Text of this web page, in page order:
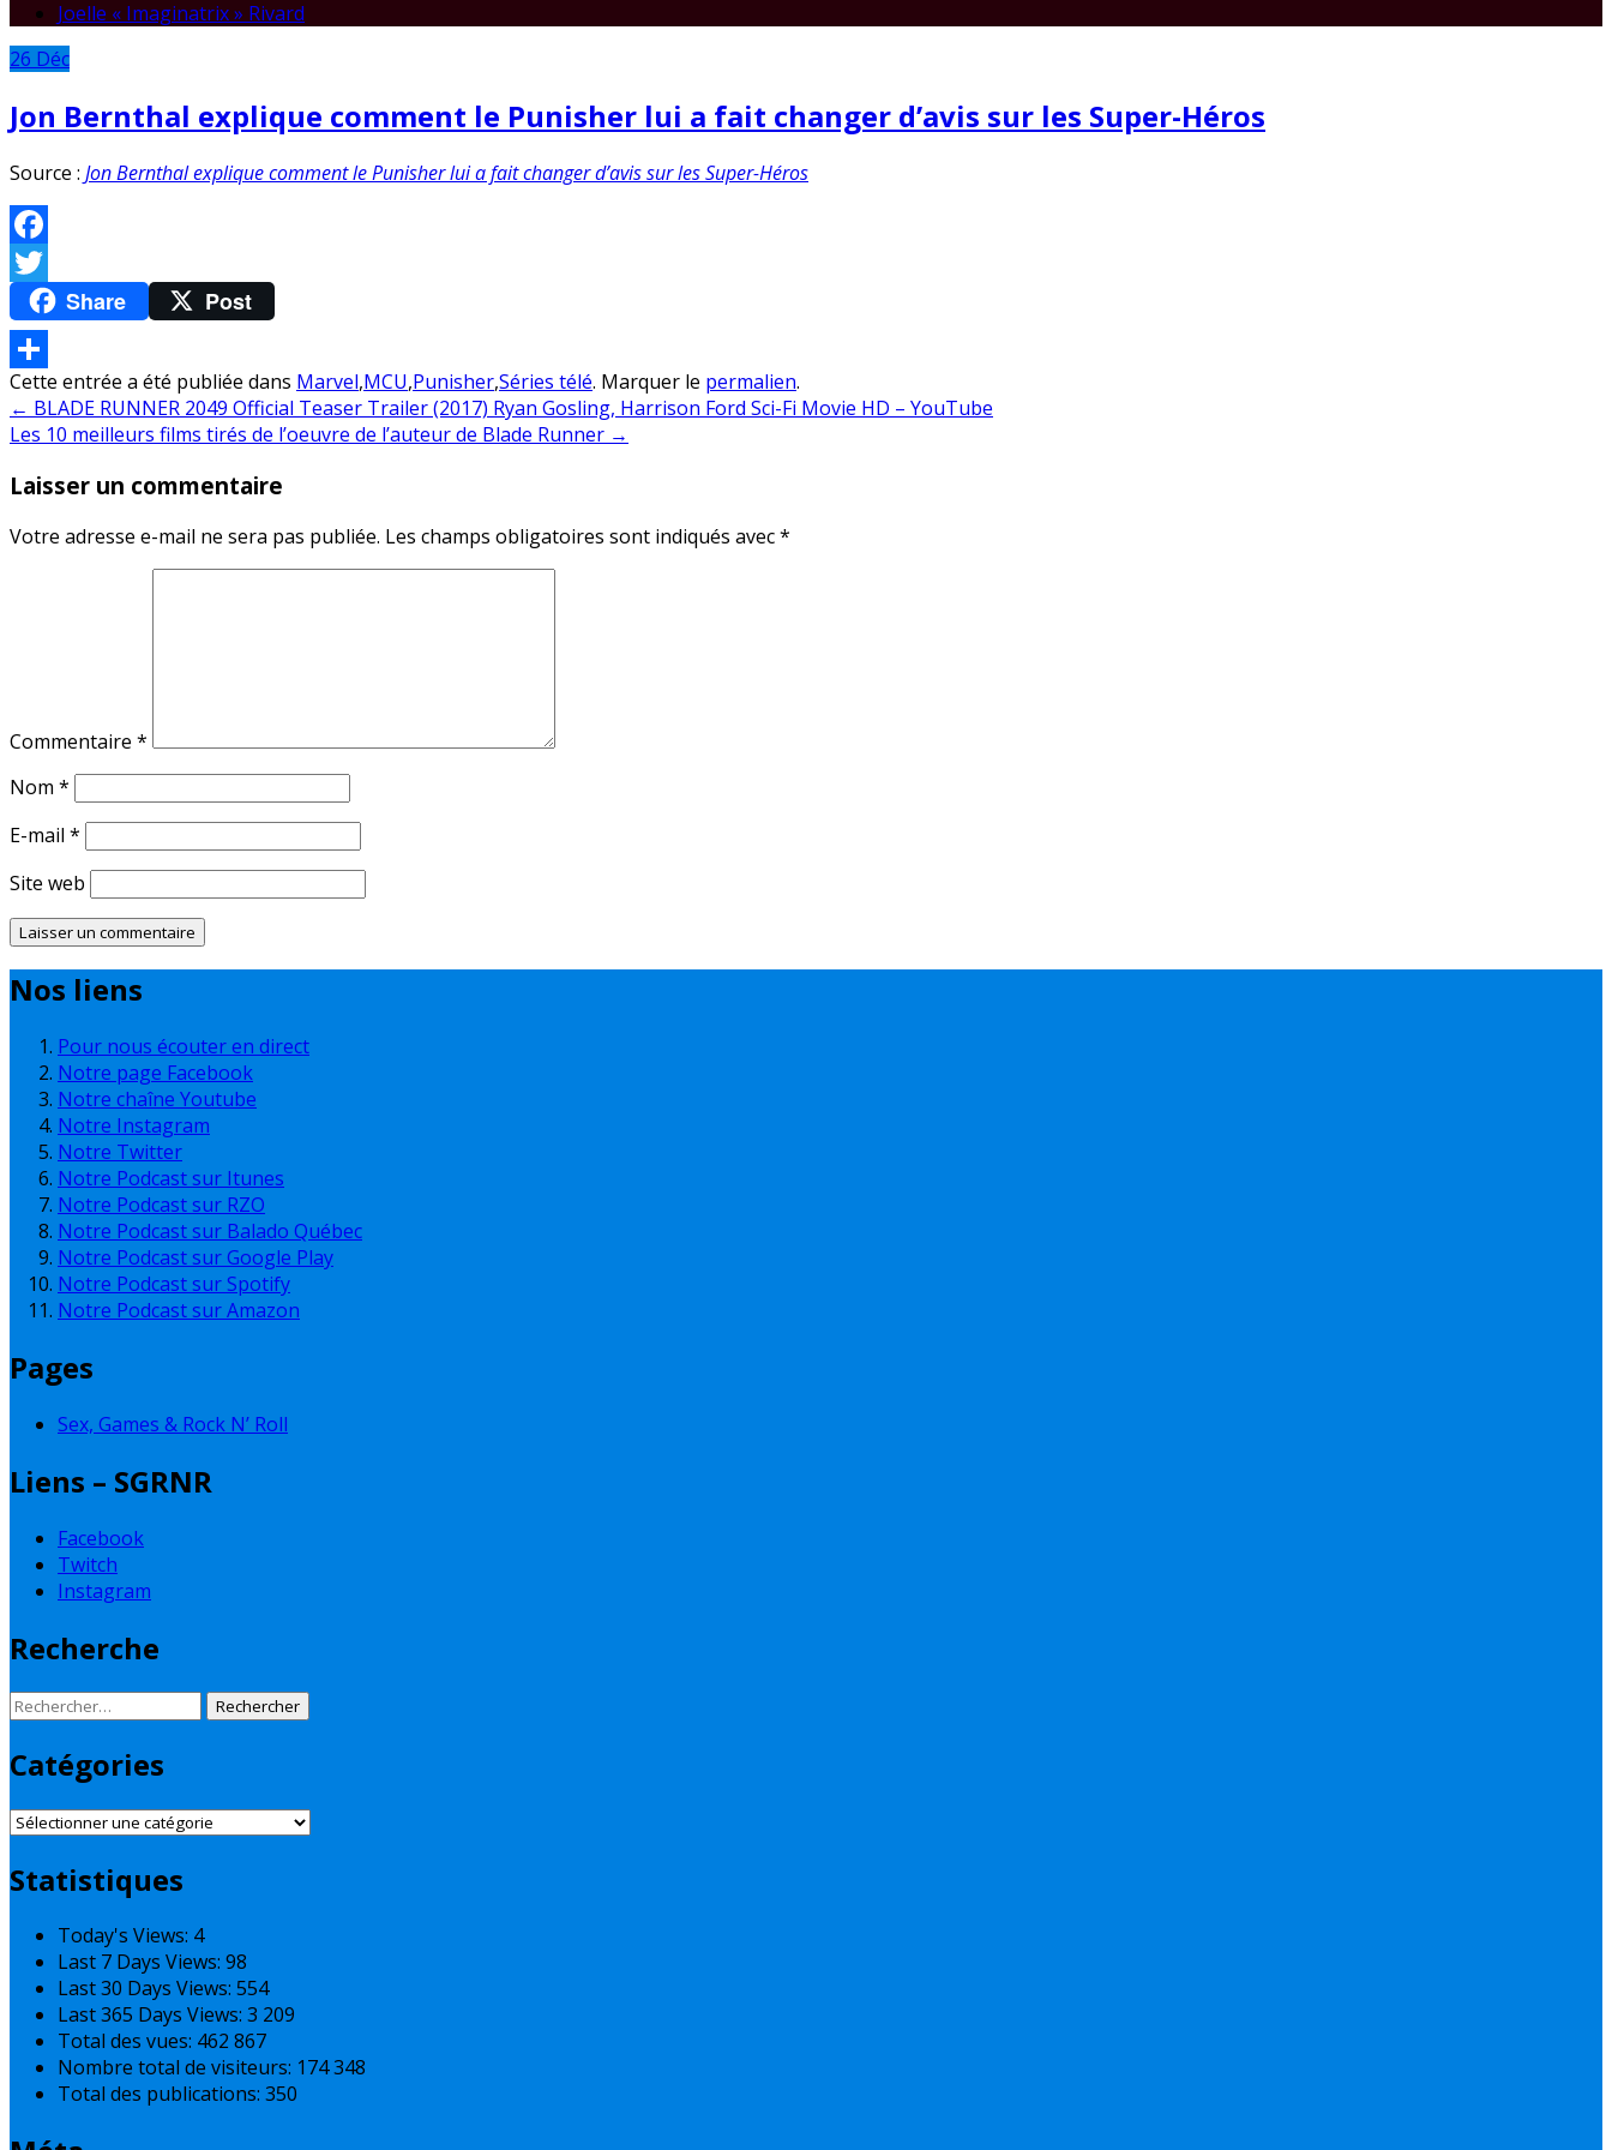
Joelle « Imaginatrix » Rivard
26 Déc
Jon Bernthal explique comment le Punisher lui a fait changer d’avis sur les Super-Héros
Source : Jon Bernthal explique comment le Punisher lui a fait changer d’avis sur les Super-Héros
Facebook
TwitterShare Post
Partager
Cette entrée a été publiée dans Marvel,MCU,Punisher,Séries télé. Marquer le permalien.
Navigation
de
l’article
← BLADE RUNNER 2049 Official Teaser Trailer (2017) Ryan Gosling, Harrison Ford Sci-Fi Movie HD – YouTube
Les 10 meilleurs films tirés de l’oeuvre de l’auteur de Blade Runner →
Laisser un commentaire
Votre adresse e-mail ne sera pas publiée. Les champs obligatoires sont indiqués avec*
Commentaire *
Nom *
E-mail *
Site web
Nos liens
Pour nous écouter en direct
Notre page Facebook
Notre chaîne Youtube
Notre Instagram
Notre Twitter
Notre Podcast sur Itunes
Notre Podcast sur RZO
Notre Podcast sur Balado Québec
Notre Podcast sur Google Play
Notre Podcast sur Spotify
Notre Podcast sur Amazon
Pages
Sex, Games & Rock N’ Roll
Liens – SGRNR
Facebook
Twitch
Instagram
Recherche
Rechercher :
Catégories
Catégories
Statistiques
Today's Views: 4
Last 7 Days Views: 98
Last 30 Days Views: 554
Last 365 Days Views: 3 209
Total des vues: 462 867
Nombre total de visiteurs: 174 348
Total des publications: 350